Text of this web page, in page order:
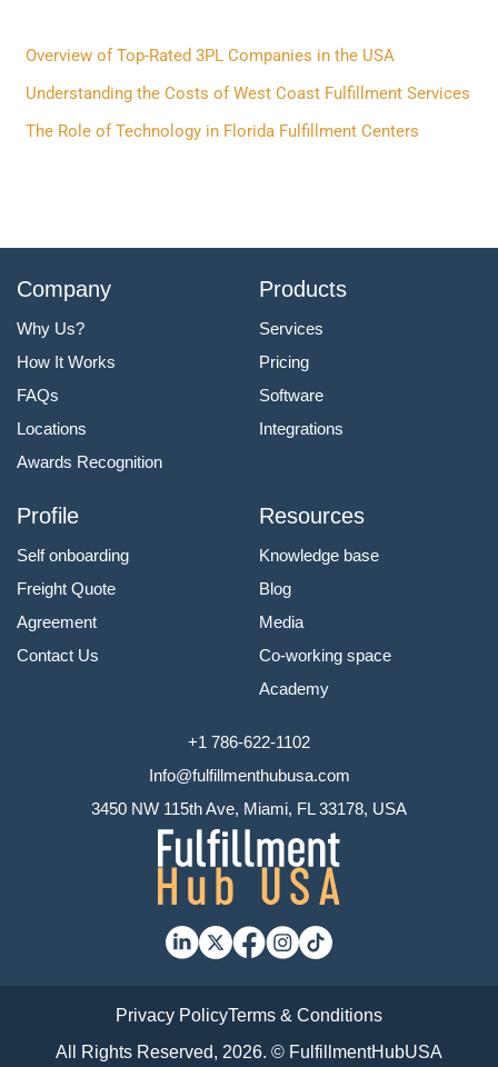
f
o
r
Overview of Top-Rated 3PL Companies in the USA
Understanding the Costs of West Coast Fulfillment Services
The Role of Technology in Florida Fulfillment Centers
Company
Why Us?
How It Works
FAQs
Locations
Awards Recognition
Products
Services
Pricing
Software
Integrations
Profile
Self onboarding
Freight Quote
Agreement
Contact Us
Resources
Knowledge base
Blog
Media
Co-working space
Academy
+1 786-622-1102
Info@fulfillmenthubusa.com
3450 NW 115th Ave, Miami, FL 33178, USA
Privacy PolicyTerms & Conditions
All Rights Reserved, 2026. © FulfillmentHubUSA